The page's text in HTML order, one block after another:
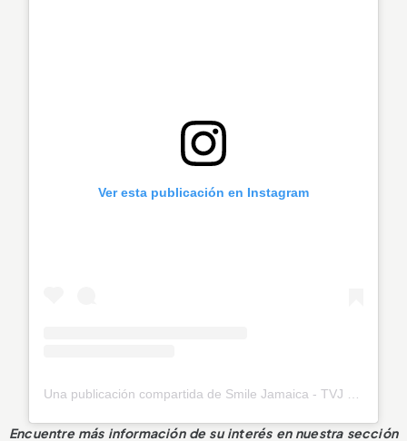
Ver esta publicación en Instagram
Una publicación compartida de Smile Jamaica - TVJ (@smilejamtvj)
Encuentre más información de su interés en nuestra sección